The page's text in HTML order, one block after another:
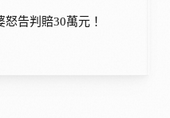
告判賠30萬元！